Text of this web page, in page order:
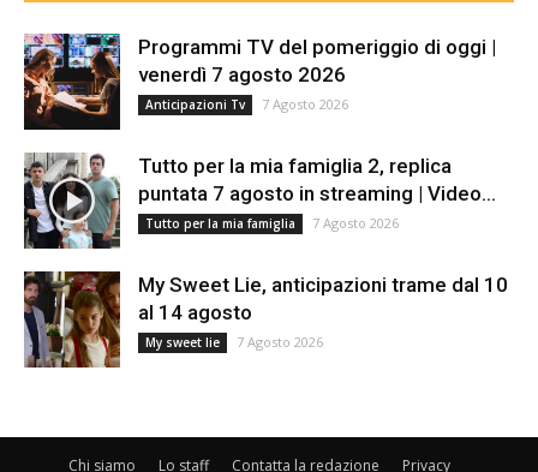
Programmi TV del pomeriggio di oggi |
venerdì 7 agosto 2026
Anticipazioni Tv 7 Agosto 2026
Tutto per la mia famiglia 2, replica
puntata 7 agosto in streaming | Video...
Tutto per la mia famiglia 7 Agosto 2026
My Sweet Lie, anticipazioni trame dal 10
al 14 agosto
My sweet lie 7 Agosto 2026
Chi siamo Lo staff Contatta la redazione Privacy